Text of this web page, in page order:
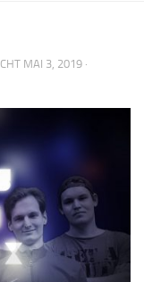
MAI 3, 2019 ·